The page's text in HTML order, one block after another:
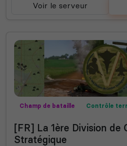
Voir le serveur
Champ de bataille Contrôle
[FR] La 1ère Division de
Stratégique